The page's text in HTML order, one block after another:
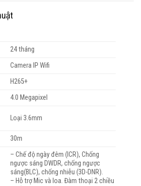
24 tháng
Camera IP Wifi
H265+
4.0 Megapixel
Loại 3.6mm
30m
– Chế độ ngày đêm (ICR), Chống
ngược sáng DWDR, chống ngược
sáng(BLC), chống nhiễu (3D-DNR).
– Hỗ trợ Mic và loa. Đàm thoại 2 chiều